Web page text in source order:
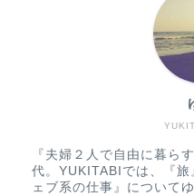
『夫婦２人で自由に暮ら
代。YUKITABIでは、『
ェブ系の仕事』について